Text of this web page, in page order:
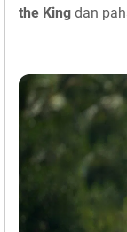
the King dan